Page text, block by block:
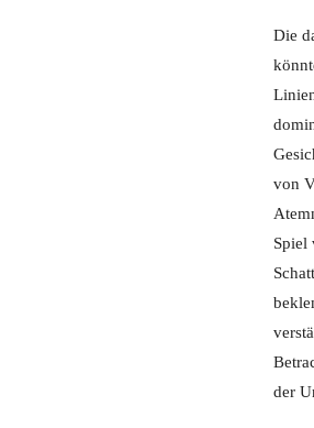
Die
von
Spiel
der